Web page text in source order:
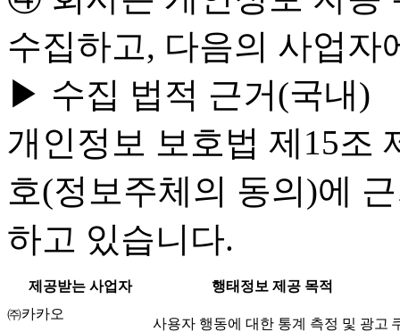
수집하고, 다음의 사업자
▶ 수집 법적 근거(국내)
개인정보 보호법 제15조
호(정보주체의 동의)에
하고 있습니다.
제공받는 사업자
행태정보 제공 목적
㈜카카오
사용자 행동에 대한 통계 측정 및 광고